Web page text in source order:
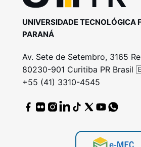
UNIVERSIDADE TECNOLÓGICA
PARANÁ
Av. Sete de Setembro, 3165
80230-901 Curitiba PR
+55 (41) 3310-4545